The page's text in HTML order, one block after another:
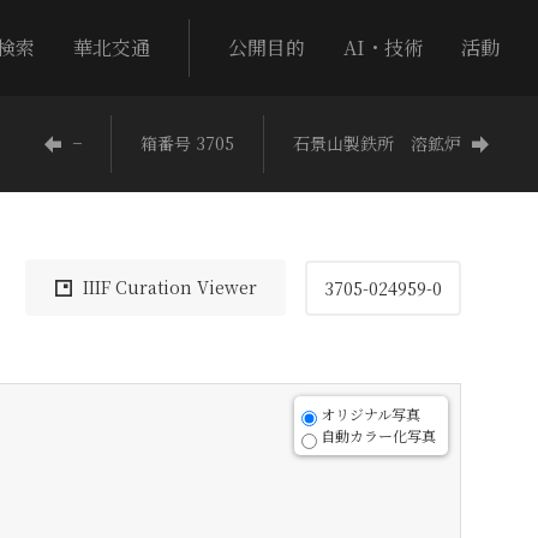
索 華北交通 公開目的 AI・技術 活動
− 箱番号 3705 石景山製鉄所 溶鉱炉
IIIF Curation Viewer 3705-024959-0
オリジナル写真
自動カラー化写真